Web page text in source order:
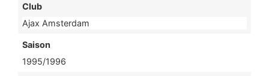
Club
Ajax Amsterdam
Saison
1995/1996